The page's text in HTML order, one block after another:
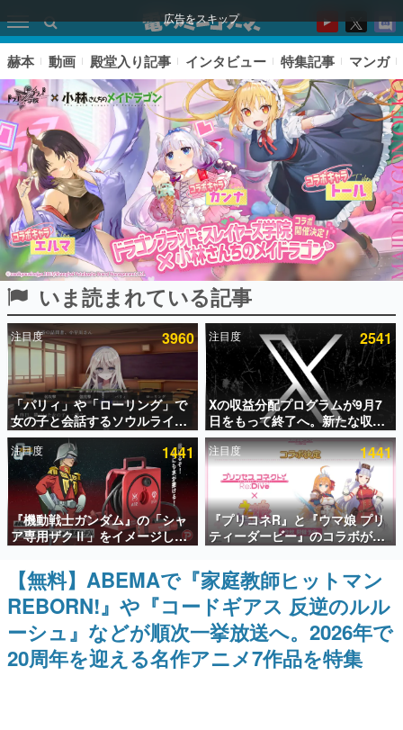
広告をスキップ
ピックアップ
電ファミのいま読まれている記事ランキング
アプリセール情報
インタビュー
連載・特集一覧
殿堂入り記事
SNS拡散数が数千以上！ ページビュー数万以上！ などな
ど。多くの人々に読まれた、電ファミ渾身の“殿堂入り”記
事をまとめました。
ゲームの企画書
名作ゲームクリエイターの方々に製作時のエピソードをお
聞きし、ヒットする企画（ゲーム）とは何か？を探ってい
きます。
赫本
この物語を解いてはいけない。『赫本』は、〈試験問題〉
赫本 動画 殿堂入り記事 インタビュー 特集記事 マンガ
いま読まれている記事
注目度 3960
「パリィ」や「ローリング」で
女の子と会話するソウルライク
恋愛ゲーム『小早川さんはソウ
ルライク』無料公開。返事に失
敗すると「YOU DIED」
注目度 2541
Xの収益分配プログラムが9月7
日をもって終了へ。新たな収益
化制度「Original Content
Rewards Program」を発表
注目度 1441
『機動戦士ガンダム』の「シャ
ア専用ザクⅡ」をイメージした
散水ホースリールが予約開始。
本体にはシャアのパーソナルマ
ークやジオン公国軍のエンブレ
ム、型式番号などを配置
注目度 1441
『プリコネR』と『ウマ娘 プリ
ティーダービー』のコラボが決
定！“最大170連無料”の8.5周年
キャンペーンなども発表
【無料】ABEMAで『家庭教師ヒットマン
REBORN!』や『コードギアス 反逆のルル
ーシュ』などが順次一挙放送へ。2026年で
20周年を迎える名作アニメ7作品を特集